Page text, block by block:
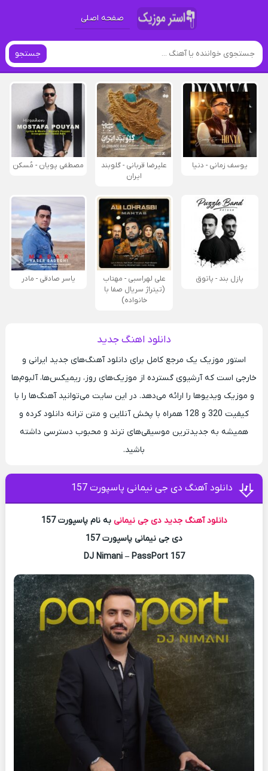
صفحه اصلی
جستجو
یوسف زمانی - دنیا
علیرضا قربانی - گلوبند
ایران
مصطفی پویان - مُسکن
پازل بند - پاتوق
علی لهراسبی - مهتاب
(تیتراژ سریال صفا با
خانواده)
یاسر صادقی - مادر
دانلود اهنگ جدید
استور موزیک یک مرجع کامل برای دانلود آهنگ‌های جدید ایرانی و
خارجی است که آرشیوی گسترده از موزیک‌های روز، ریمیکس‌ها، آلبوم‌ها
و موزیک ویدیوها را ارائه می‌دهد. در این سایت می‌توانید آهنگ‌ها را با
کیفیت 320 و 128 همراه با پخش آنلاین و متن ترانه دانلود کرده و
همیشه به جدیدترین موسیقی‌های ترند و محبوب دسترسی داشته
باشید.
دانلود آهنگ دی جی نیمانی پاسپورت 157
دانلود آهنگ جدید دی جی نیمانی به نام پاسپورت 157
دی جی نیمانی پاسپورت 157
DJ Nimani – PassPort 157